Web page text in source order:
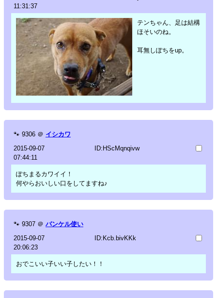
11:31:37
テンちゃん、足は結構
ほそいのね。
耳無しぽちをup。
🐾 9306 ＠ イシカワ
2015-09-07
07:44:11
ID:HScMqnqivw
ぽちまるカワイイ！
何やらおいしい口をしてますね♪
🐾 9307 ＠ バンケル使い
2015-09-07
20:06:23
ID:Kcb.bivKKk
おでこいい子いい子したい！！